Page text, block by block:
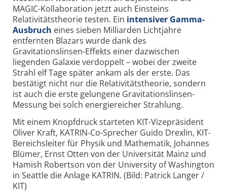
MAGIC-Kollaboration jetzt auch Einsteins
Relativitätstheorie testen. Ein intensiver Gamma-
Ausbruch eines sieben Milliarden Lichtjahre
entfernten Blazars wurde dank des
Gravitationslinsen-Effekts einer dazwischen
liegenden Galaxie verdoppelt – wobei der zweite
Strahl elf Tage später ankam als der erste. Das
bestätigt nicht nur die Relativitätstheorie, sondern
ist auch die erste gelungene Gravitationslinsen-
Messung bei solch energiereicher Strahlung.
Mit einem Knopfdruck starteten KIT-Vizepräsident
Oliver Kraft, KATRIN-Co-Sprecher Guido Drexlin, KIT-
Bereichsleiter für Physik und Mathematik, Johannes
Blümer, Ernst Otten von der Universität Mainz und
Hamish Robertson von der University of Washington
in Seattle die Anlage KATRIN. (Bild: Patrick Langer /
KIT)